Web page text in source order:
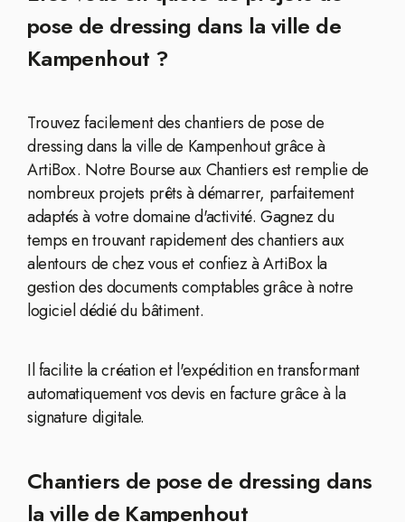
pose de dressing dans la ville de
Kampenhout ?
Trouvez facilement des chantiers de pose de
dressing dans la ville de Kampenhout grâce à
ArtiBox. Notre Bourse aux Chantiers est remplie de
nombreux projets prêts à démarrer, parfaitement
adaptés à votre domaine d'activité. Gagnez du
temps en trouvant rapidement des chantiers aux
alentours de chez vous et confiez à ArtiBox la
gestion des documents comptables grâce à notre
logiciel dédié du bâtiment.
Il facilite la création et l'expédition en transformant
automatiquement vos devis en facture grâce à la
signature digitale.
Chantiers de pose de dressing dans
la ville de Kampenhout